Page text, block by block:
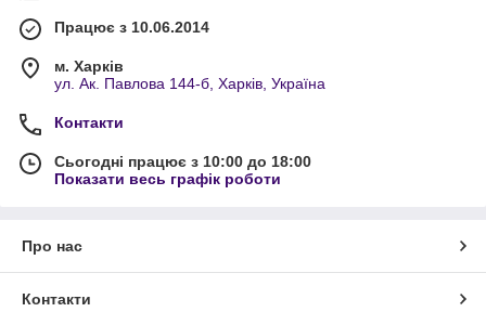
Працює з 10.06.2014
м. Харків
ул. Ак. Павлова 144-б, Харків, Україна
Контакти
Сьогодні працює з 10:00 до 18:00
Показати весь графік роботи
Про нас
Контакти